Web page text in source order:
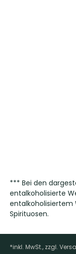
*** Bei den
entalkoholisierte
entalkoholisiertem
Spirituosen.
Footer-Menü
*inkl. MwSt., zzgl.